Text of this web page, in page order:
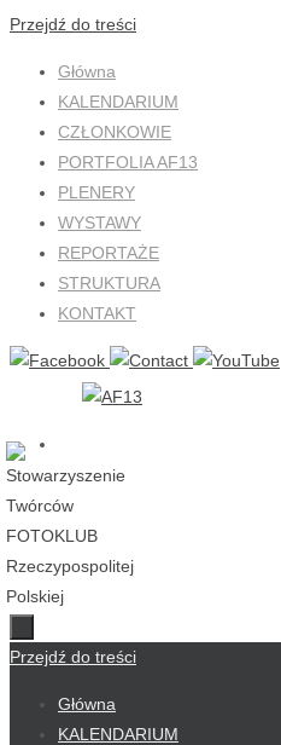
Przejdź do treści
Główna
KALENDARIUM
CZŁONKOWIE
PORTFOLIA AF13
PLENERY
WYSTAWY
REPORTAŻE
STRUKTURA
KONTAKT
Przejdź do treści
Główna
KALENDARIUM